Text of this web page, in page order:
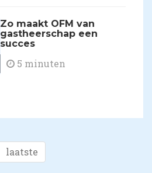
Zo maakt OFM van
gastheerschap een
succes
5 minuten
laatste